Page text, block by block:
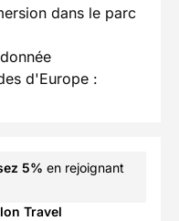
dans le parc
d'Europe :
5% en rejoignant
Travel